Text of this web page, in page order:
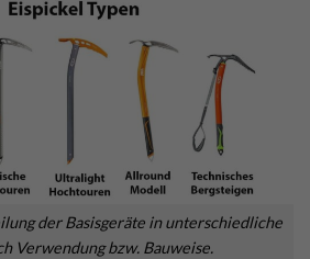
der Basisgeräte in unterschiedliche
Verwendung bzw. Bauweise.